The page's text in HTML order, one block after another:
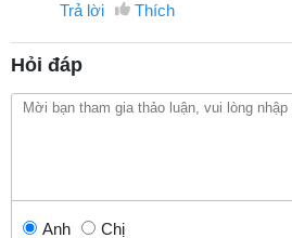
Trả lời
Thích
Hỏi đáp
Anh Chị